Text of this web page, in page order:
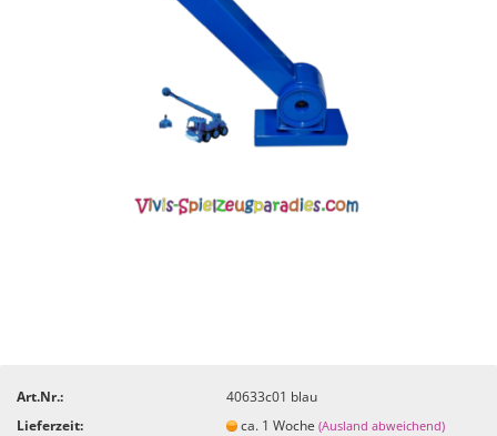
Art.Nr.:
40633c01 blau
Lieferzeit:
ca. 1 Woche(Ausland abweichend)